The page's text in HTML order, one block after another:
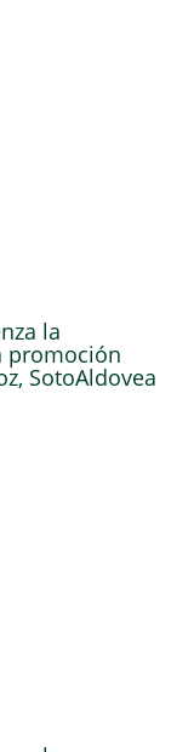
la
promoción
SotoAldovea